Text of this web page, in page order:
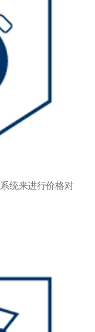
统来进行价格对